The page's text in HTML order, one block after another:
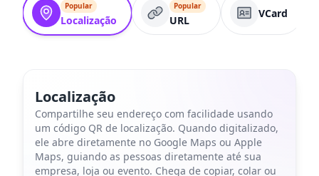
Popular
Localização
Popular
URL
VCard
Localização
Compartilhe seu endereço com facilidade usando
um código QR de localização. Quando digitalizado,
ele abre diretamente no Google Maps ou Apple
Maps, guiando as pessoas diretamente até sua
empresa, loja ou evento. Chega de copiar, colar ou